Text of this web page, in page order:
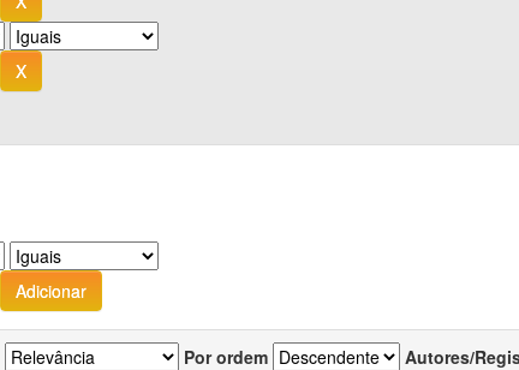
Por ordem Autores/